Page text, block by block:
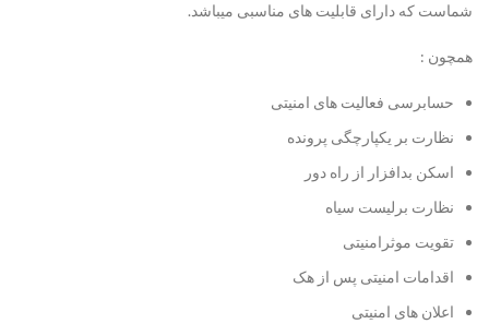
شماست که دارای قابلیت های مناسبی میباشد.
همچون :
حسابرسی فعالیت های امنیتی
نظارت بر یکپارچگی پرونده
اسکن بدافزار از راه دور
نظارت برلیست سیاه
تقویت موثرامنیتی
اقدامات امنیتی پس از هک
اعلان های امنیتی